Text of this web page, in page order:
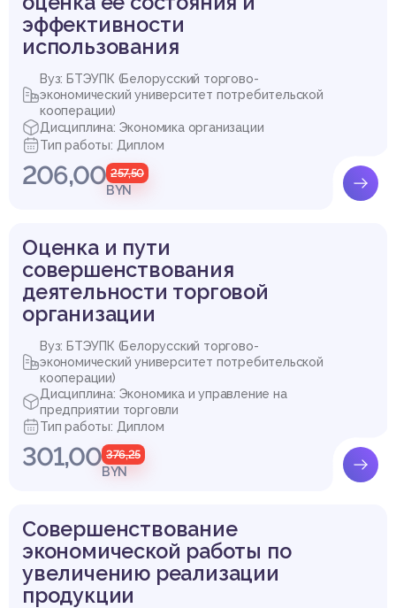
эффективности
использования
Вуз: БТЭУПК (Белорусский торгово-
экономический университет потребительской
кооперации)
Дисциплина: Экономика организации
Тип работы: Диплом
206,00 257,50
BYN
Оценка и пути
совершенствования
деятельности торговой
организации
Вуз: БТЭУПК (Белорусский торгово-
экономический университет потребительской
кооперации)
Дисциплина: Экономика и управление на
предприятии торговли
Тип работы: Диплом
301,00 376,25
BYN
Совершенствование
экономической работы по
увеличению реализации
продукции